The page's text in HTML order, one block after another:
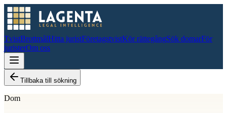
TvistBrottmålHitta juristFöretagstvistKör rättegångSök domarFör
juristerOm oss
Tillbaka till sökning
Dom